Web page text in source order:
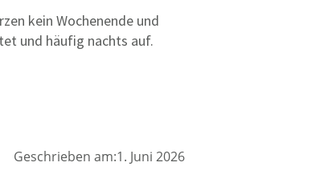
kein Wochenende und
und häufig nachts auf.
Geschrieben am:1. Juni 2026